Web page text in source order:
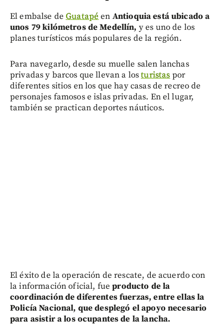
El embalse deGuatapé en Antioquia está ubicado a
unos 79 kilómetros de Medellín, y es uno de los
planes turísticos más populares de la región.
Para navegarlo, desde su muelle salen lanchas
privadas y barcos que llevan a losturistas por
diferentes sitios en los que hay casas de recreo de
personajes famosos e islas privadas. En el lugar,
también se practican deportes náuticos.
El éxito de la operación de rescate, de acuerdo con
la información oficial, fueproducto de la
coordinación de diferentes fuerzas, entre ellas la
Policía Nacional, que desplegó el apoyo necesario
para asistir a los ocupantes de la lancha.